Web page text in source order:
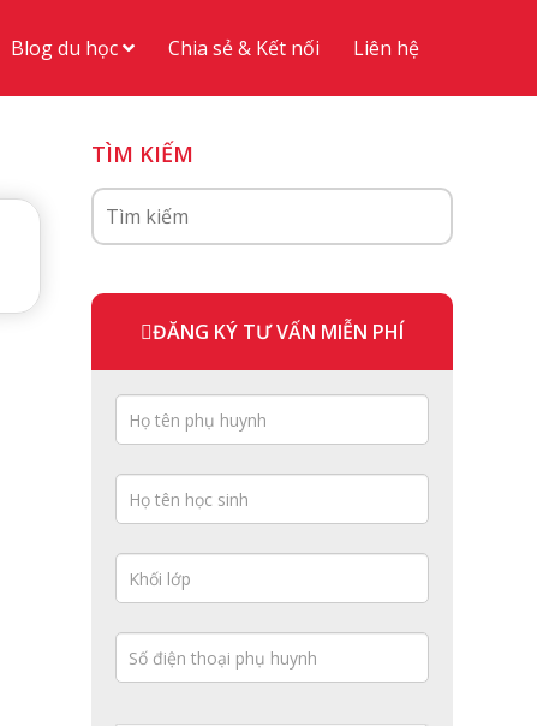
Blog du học Chia sẻ & Kết nối Liên hệ
TÌM KIẾM
ĐĂNG KÝ TƯ VẤN MIỄN PHÍ